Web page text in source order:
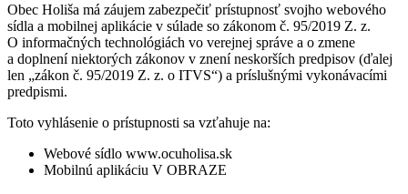
Obec Holiša má záujem zabezpečiť prístupnosť svojho webového
sídla a mobilnej aplikácie v súlade so zákonom č. 95/2019 Z. z.
O informačných technológiách vo verejnej správe a o zmene
a doplnení niektorých zákonov v znení neskorších predpisov (ďalej
len „zákon č. 95/2019 Z. z. o ITVS“) a príslušnými vykonávacími
predpismi.
Toto vyhlásenie o prístupnosti sa vzťahuje na:
Webové sídlo www.ocuholisa.sk
Mobilnú aplikáciu V OBRAZE